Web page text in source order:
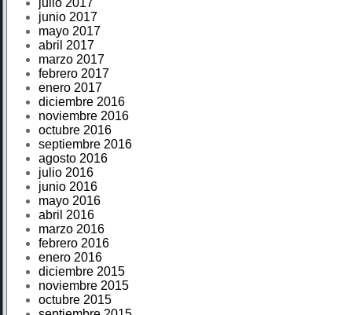
julio 2017
junio 2017
mayo 2017
abril 2017
marzo 2017
febrero 2017
enero 2017
diciembre 2016
noviembre 2016
octubre 2016
septiembre 2016
agosto 2016
julio 2016
junio 2016
mayo 2016
abril 2016
marzo 2016
febrero 2016
enero 2016
diciembre 2015
noviembre 2015
octubre 2015